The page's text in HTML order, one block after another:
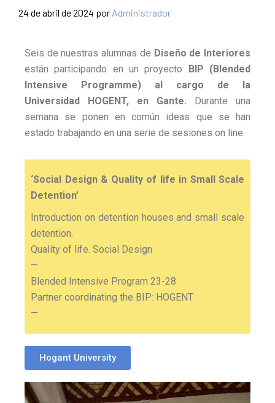
Diseño
Pamplona
24 de abril de 2024 por Administrador
Seis de nuestras alumnas de Diseño de Interiores
están participando en un proyecto
BIP (Blended
Intensive Programme) al cargo de la
Universidad HOGENT, en Gante. Durante una
semana se ponen en común ideas que se han
estado trabajando en una serie de sesiones on line.
‘Social Design & Quality of life in Small Scale
Detention’
Introduction on detention houses and small scale
detention.
Quality of life. Social Design
—
Blended Intensive Program 23-28
Partner coordinating the BIP: HOGENT
—
Hogant University